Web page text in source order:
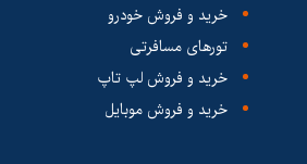
خرید و فروش خودرو
تورهای مسافرتی
خرید و فروش لپ تاپ
خرید و فروش موبایل